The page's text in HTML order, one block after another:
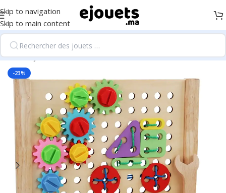
Skip to navigation
Skip to main content
Accueil/jeux de sol
-23%